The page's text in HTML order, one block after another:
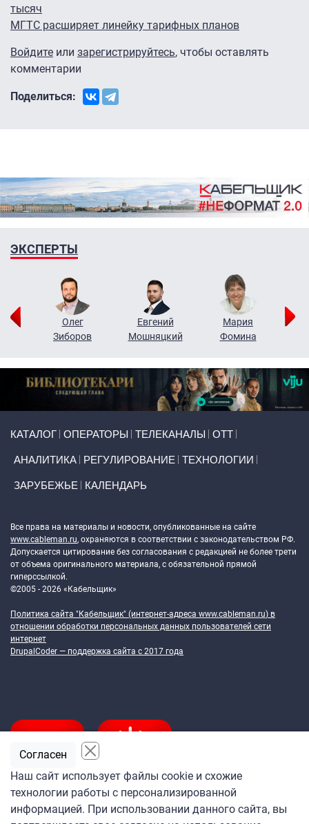
тысяч
МГТС расширяет линейку тарифных планов
Войдите или зарегистрируйтесь, чтобы оставлять
комментарии
Поделиться:
ЭКСПЕРТЫ
Олег
Зиборов
Евгений
Мошняцкий
Мария
Фомина
КАТАЛОГ ОПЕРАТОРЫ ТЕЛЕКАНАЛЫ ОТТ
АНАЛИТИКА РЕГУЛИРОВАНИЕ ТЕХНОЛОГИИ
ЗАРУБЕЖЬЕ КАЛЕНДАРЬ
Все права на материалы и новости, опубликованные на сайте
www.cableman.ru, охраняются в соответствии с законодательством РФ.
Допускается цитирование без согласования с редакцией не более трети
от объема оригинального материала, с обязательной прямой
гиперссылкой.
©2005 - 2026 «Кабельщик»
Политика сайта "Кабельщик" (интернет-адреса www.cableman.ru) в
отношении обработки персональных данных пользователей сети
интернет
DrupalCoder — поддержка сайта c 2017 года
Подпишитесь
Наш сайт использует файлы cookie и схожие
технологии работы с персонализированной
информацией. При использовании данного сайта, вы
Согласен